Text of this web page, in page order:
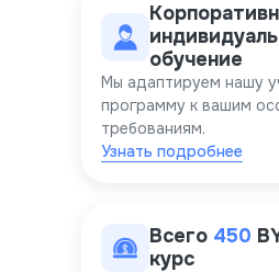
Всего 450
курс
обучение
Мы адаптируем нашу
программу к вашим
требованиям.
Узнать подробнее